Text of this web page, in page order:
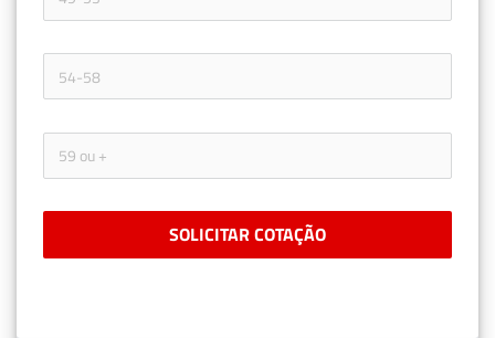
SOLICITAR COTAÇÃO